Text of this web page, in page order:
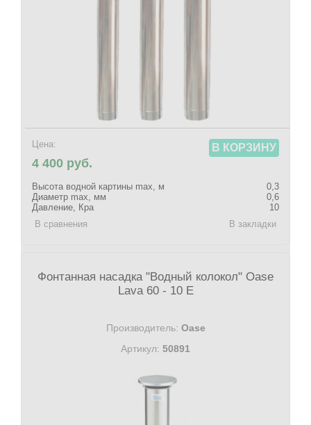
Цена:
4 400 руб.
В КОРЗИНУ
Высота водной картины max, м
0,3
Диаметр max, мм
0,6
Давление, Кра
10
В сравнения
В закладки
Фонтанная насадка "Водный колокол" Oase
Lava 60 - 10 E
Производитель: Oase
Артикул: 50891